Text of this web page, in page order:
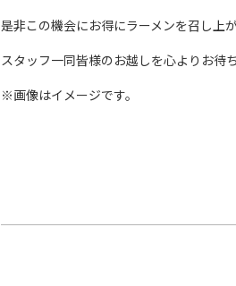
是非この機会にお得にラーメンを召し上
スタッフ一同皆様のお越しを心よりお待
※画像はイメージです。